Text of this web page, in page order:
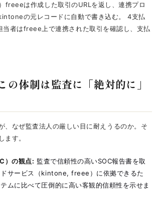
は作成した取引のURLを返し、連携プロ
の元レコードに自動で書き込む。 4支払
者はfreee上で連携された取引を確認し、支払
の体制は監査に「絶対的に」
、なぜ監査法人の厳しい目に耐えうるのか。そ
ます。
）の観点: 監査で信頼性の高いSOC報告書を取
サービス（kintone, freee）に依拠できるた
ムに比べて圧倒的に高い客観的信頼性を示せま